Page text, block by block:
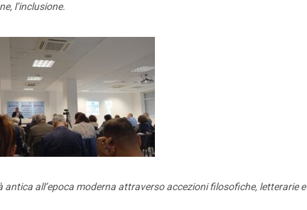
l’inclusione.
all’epoca moderna attraverso accezioni filosofiche, letterarie